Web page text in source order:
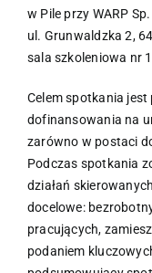
w Pile przy WARP
ul. Grunwaldzka 2,
sala szkoleniowa nr 1
Celem spotkania
dofinansowania na
zarówno w postaci
Podczas spotkania
działań
docelowe:
pracujących,
podaniem